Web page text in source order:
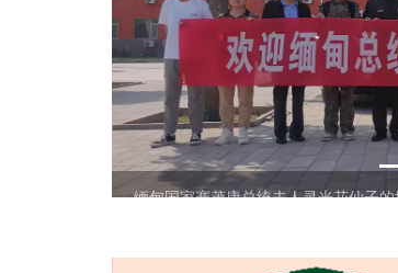
缅甸国家赛茂康总统夫人灵光花仙子